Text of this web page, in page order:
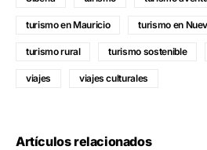
turismo en Mauricio turismo en
turismo rural turismo sostenible
viajes viajes culturales
Artículos relacionados